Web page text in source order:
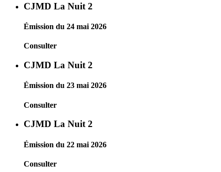
CJMD La Nuit 2
Émission du 24 mai 2026
Consulter
CJMD La Nuit 2
Émission du 23 mai 2026
Consulter
CJMD La Nuit 2
Émission du 22 mai 2026
Consulter